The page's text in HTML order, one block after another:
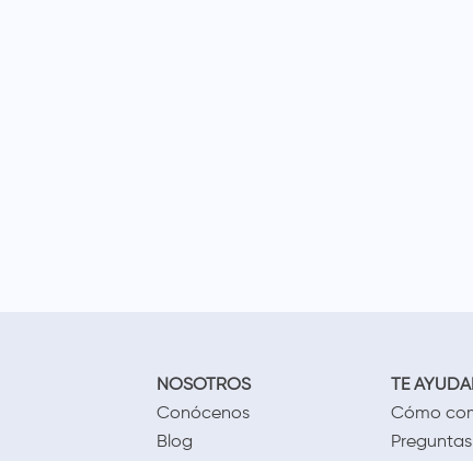
NOSOTROS
Conócenos
Blog
TE
Cómo